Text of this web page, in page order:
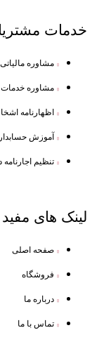
خدمات
مشاوره
مشاوره خدمات
اظهارنامه
آموزش
تنظیم
لینک های مفید
صفحه اصلی
فروشگاه
درباره ما
تماس با ما